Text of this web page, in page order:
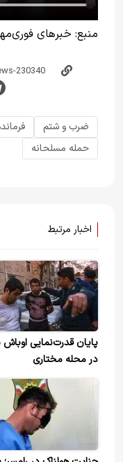
منبع: خبرهای
ضرب و شتم
حمله مسلحانه
اخبار مرتبط
پایان قدرت‌نمایی اوباش
در محله مختاری